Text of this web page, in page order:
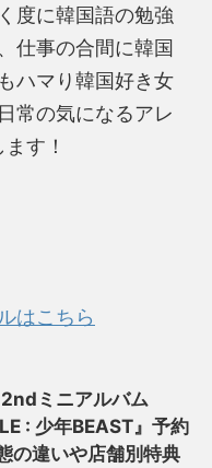
度に韓国語の勉強
仕事の合間に韓国
ハマり韓国好き女
常の気になるアレ
す！
はこちら
ミニアルバム
: 少年BEAST』予約
の違いや店舗別特典